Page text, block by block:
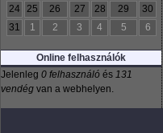
24
25 26 27 28 29
30
31
1 2 3 4 5 6
Online felhasználók
Jelenleg 0 felhasználó és 131
vendég van a webhelyen.